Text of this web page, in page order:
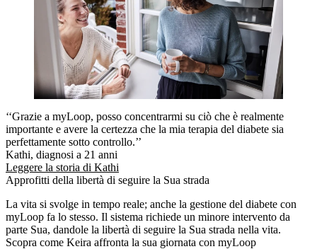
‘‘Grazie a myLoop, posso concentrarmi su ciò che è realmente
importante e avere la certezza che la mia terapia del diabete sia
perfettamente sotto controllo.’’
Kathi, diagnosi a 21 anni
Leggere la storia di Kathi
Approfitti della libertà di seguire la Sua strada
La vita si svolge in tempo reale; anche la gestione del diabete con
myLoop fa lo stesso. Il sistema richiede un minore intervento da
parte Sua, dandole la libertà di seguire la Sua strada nella vita.
Scopra come Keira affronta la sua giornata con myLoop